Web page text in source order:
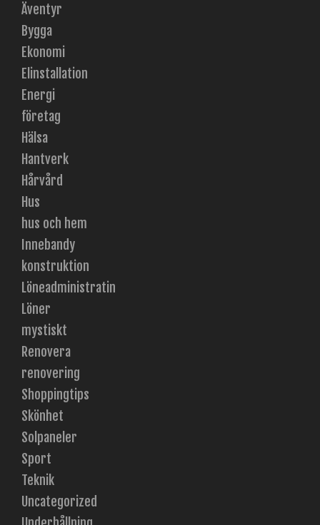
Äventyr
Bygga
Ekonomi
Elinstallation
Energi
företag
Hälsa
Hantverk
Hårvård
Hus
hus och hem
Innebandy
konstruktion
Löneadministratin
Löner
mystiskt
Renovera
renovering
Shoppingtips
Skönhet
Solpaneler
Sport
Teknik
Uncategorized